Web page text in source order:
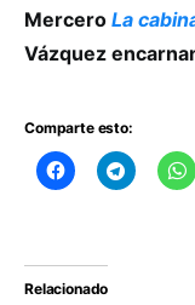
Mercero La
Vázquez
Comparte esto:
Relacionado